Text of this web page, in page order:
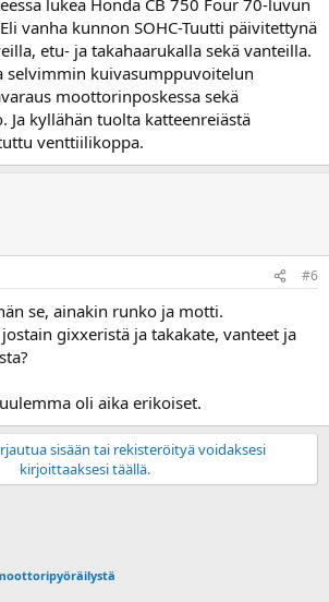
vanha kunnon SOHC-Tuutti päivitettynä
etu- ja takahaarukalla sekä vanteilla.
selvimmin kuivasumppuvoitelun
moottorinposkessa sekä
Ja kyllähän tuolta katteenreiästä
venttiilikoppa.
#6
se, ainakin runko ja motti.
gixxeristä ja takakate, vanteet ja
oli aika erikoiset.
sisään tai rekisteröityä voidaksesi
kirjoittaaksesi täällä.